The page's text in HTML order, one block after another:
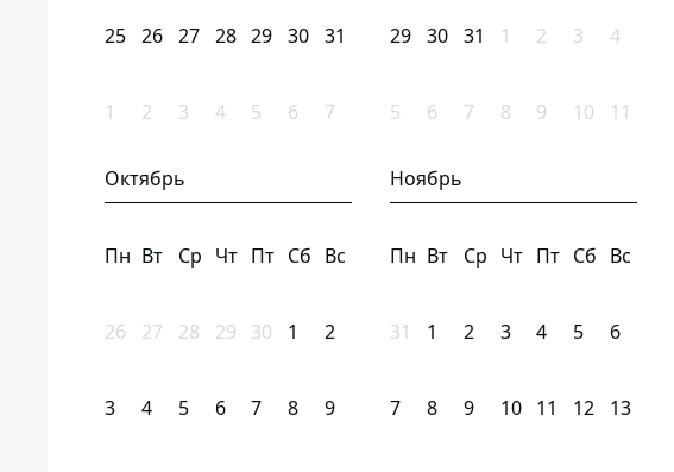
25 26 27 28 29 30 31
1 2 3 4 5 6 7
29 30 31 1 2 3 4
5 6 7 8 9 10 11
Октябрь
Пн Вт Ср Чт Пт Сб Вс
26 27 28 29 30 1 2
3 4 5 6 7 8 9
Ноябрь
Пн Вт Ср Чт Пт Сб Вс
31 1 2 3 4 5 6
7 8 9 10 11 12 13